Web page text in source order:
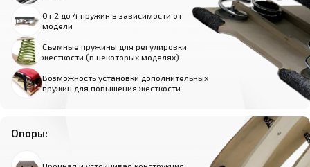
От 2 до 4 пружин в зависимости от
модели
Съемные пружины для регулировки
жесткости (в некоторых моделях)
Возможность установки дополнительных
пружин для повышения жесткости
Опоры: